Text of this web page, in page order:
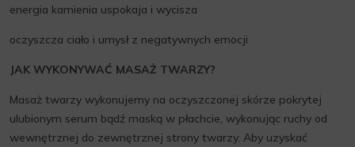
energia kamienia uspokaja i wycisza
oczyszcza ciało i umysł z negatywnych emocji
JAK WYKONYWAĆ MASAŻ TWARZY?
Masaż twarzy wykonujemy na oczyszczonej skórze pokrytej
ulubionym serum bądź maską w płachcie, wykonując ruchy od
wewnętrznej do zewnętrznej strony twarzy. Aby uzyskać